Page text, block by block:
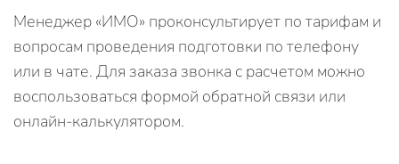
Менеджер «ИМО» проконсультирует по тарифам и
вопросам проведения подготовки по телефону
или в чате. Для заказа звонка с расчетом можно
воспользоваться формой обратной связи или
онлайн-калькулятором.